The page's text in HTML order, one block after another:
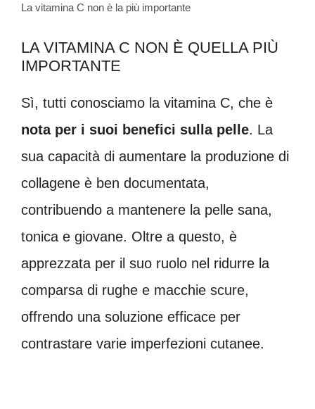
La vitamina C non è la più importante
LA VITAMINA C NON È QUELLA PIÙ
IMPORTANTE
Sì, tutti conosciamo la vitamina C, che è
nota per i suoi benefici sulla pelle. La
sua capacità di aumentare la produzione di
collagene è ben documentata,
contribuendo a mantenere la pelle sana,
tonica e giovane. Oltre a questo, è
apprezzata per il suo ruolo nel ridurre la
comparsa di rughe e macchie scure,
offrendo una soluzione efficace per
contrastare varie imperfezioni cutanee.